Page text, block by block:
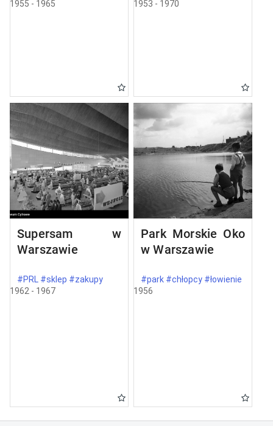
1955 - 1965
1953 - 1970
Supersam w
Warszawie
#PRL #sklep #zakupy
1962 - 1967
Park Morskie Oko
w Warszawie
#park #chłopcy #łowienie
1956